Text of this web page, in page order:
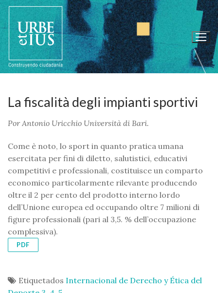
Ir
contenido
La fiscalità degli impianti sportivi
Por Antonio Uricchio Università di Bari.
Come è noto, lo sport in quanto pratica umana
esercitata per fini di diletto, salutistici, educativi
competitivi e professionali, costituisce un comparto
economico particolarmente rilevante producendo
oltre il 2 per cento del prodotto interno lordo
dell’Unione europea ed occupando oltre 7 milioni di
figure professionali (pari al 3,5. % dell’occupazione
complessiva).
PDF
Etiquetados Internacional de Derecho y Ética del